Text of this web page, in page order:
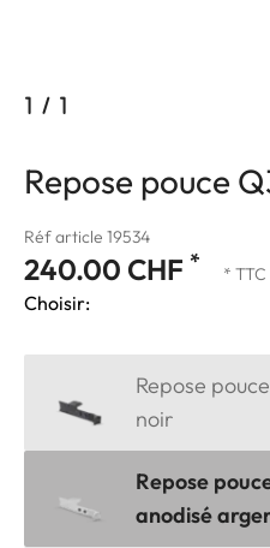
1 / 1
Repose pouce
Réf article 19534
240.00 CHF * * TTC
Choisir:
Repose
noir
Repose
anodisé